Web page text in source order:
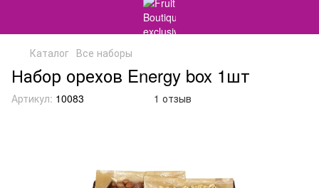
Каталог Все наборы
Набор орехов Energy box 1шт
Артикул: 10083 1 отзыв